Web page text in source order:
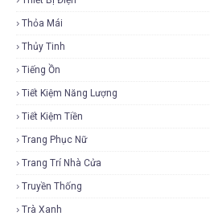
Thỏa Mái
Thủy Tinh
Tiếng Ồn
Tiết Kiệm Năng Lượng
Tiết Kiệm Tiền
Trang Phục Nữ
Trang Trí Nhà Cửa
Truyền Thống
Trà Xanh